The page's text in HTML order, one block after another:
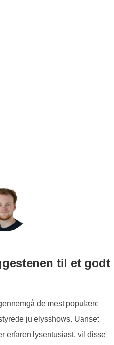
til et godt
de mest populære
julelysshows. Uanset
erfaren lysentusiast, vil disse